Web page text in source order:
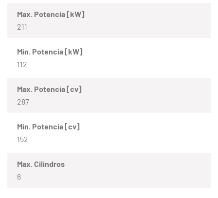
Max. Potencia [kW]
211
Mín. Potencia [kW]
112
Max. Potencia [cv]
287
Mín. Potencia [cv]
152
Max. Cilindros
6